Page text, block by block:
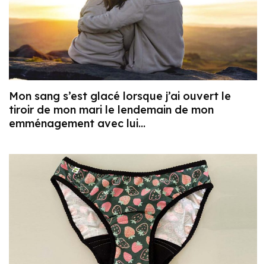
Mon sang s’est glacé lorsque j’ai ouvert le
tiroir de mon mari le lendemain de mon
emménagement avec lui…